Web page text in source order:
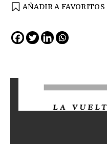
AÑADIR A FAVORITOS